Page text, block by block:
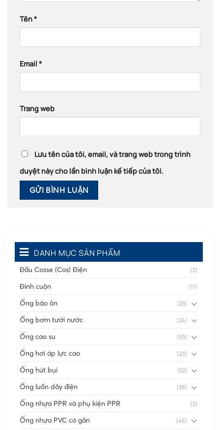
Tên*
Email *
Trang web
Lưu tên của tôi, email, và trang web trong trình
duyệt này cho lần bình luận kế tiếp của tôi.
DANH MỤC SẢN PHẨM
Đầu Cosse (Cos) Điện (2)
Đinh cuộn (17)
Ống bảo ôn (23)
Ống bơm tưới nước (24)
Ống cao su (59)
Ống hơi áp lực cao (23)
Ống hút bụi (52)
Ống luồn dây điện (36)
Ống nhựa PPR và phụ kiện PPR (2)
Ống nhựa PVC có gân (46)